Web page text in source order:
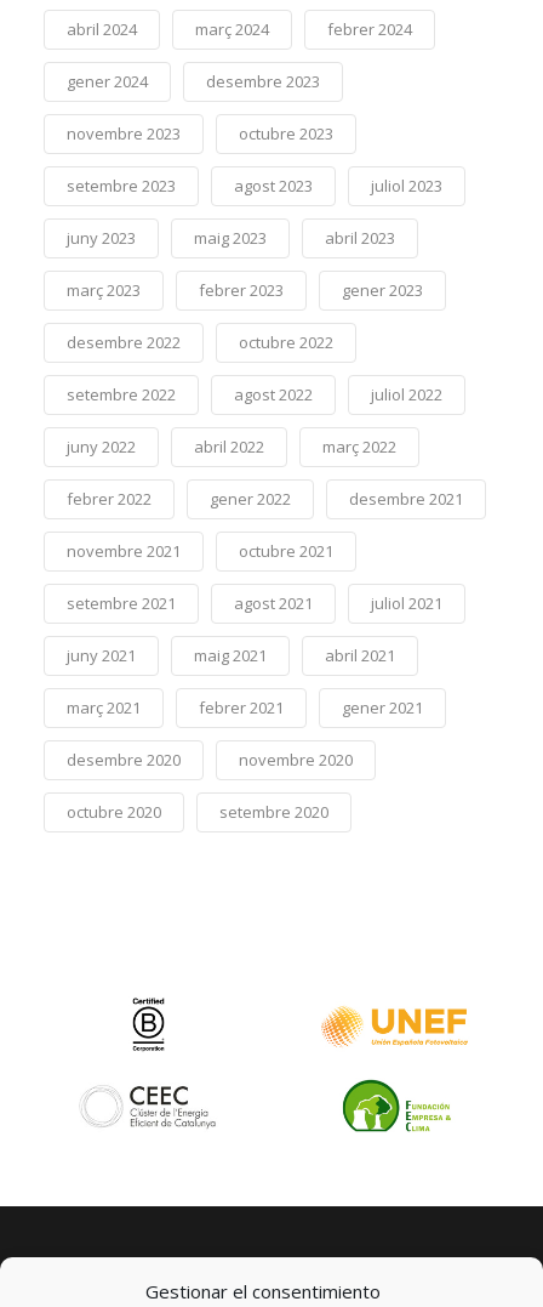
Gestionar el consentimiento
abril 2024 març 2024 febrer 2024
gener 2024 desembre 2023
novembre 2023 octubre 2023
setembre 2023 agost 2023 juliol 2023
juny 2023 maig 2023 abril 2023
març 2023 febrer 2023 gener 2023
desembre 2022 octubre 2022
setembre 2022 agost 2022 juliol 2022
juny 2022 abril 2022 març 2022
febrer 2022 gener 2022 desembre 2021
novembre 2021 octubre 2021
setembre 2021 agost 2021 juliol 2021
juny 2021 maig 2021 abril 2021
març 2021 febrer 2021 gener 2021
desembre 2020 novembre 2020
octubre 2020 setembre 2020